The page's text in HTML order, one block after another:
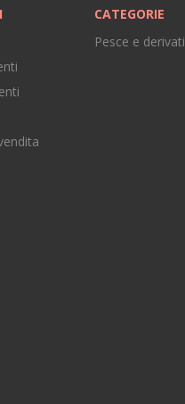
CATEGORIE
Pesce e derivati